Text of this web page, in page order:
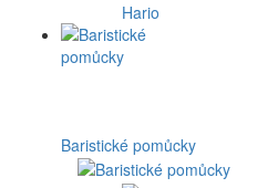
Hario
Baristické pomůcky